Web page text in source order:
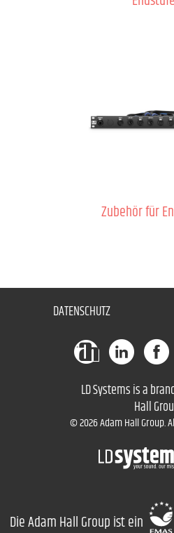
Zubehör für
DATENSCHUTZ
LD Systems is a
Hall
© 2026 Adam Hall Group.
Die Adam Hall Group ist ein